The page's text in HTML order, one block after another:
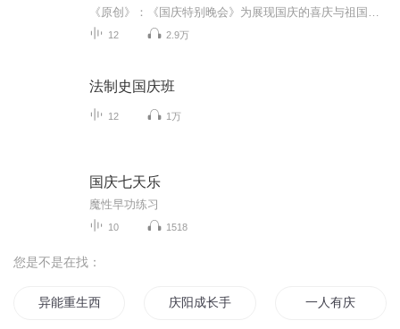
12 2.9万
法制史国庆班
12 1万
国庆七天乐
魔性早功练习
10 1518
您是不是在找：
异能重生西门庆 庆阳成长手札 一人有庆